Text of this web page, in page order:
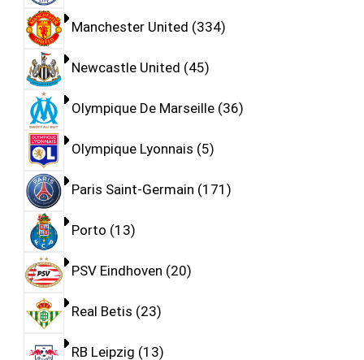
Manchester United 334
Newcastle United 45
Olympique De Marseille 36
Olympique Lyonnais 5
Paris Saint-Germain 171
Porto 13
PSV Eindhoven 20
Real Betis 23
RB Leipzig 13